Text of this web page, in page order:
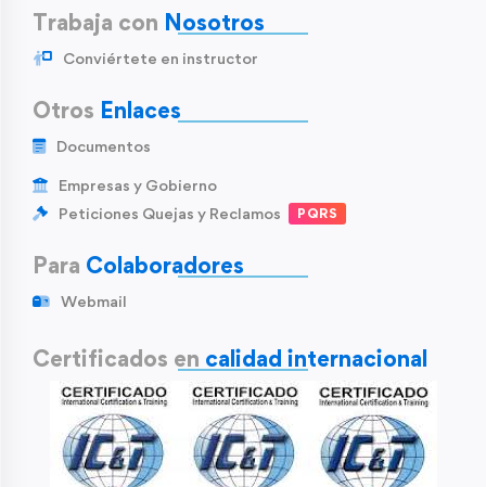
Trabaja con Nosotros
Conviértete en instructor
Otros Enlaces
Documentos
Empresas y Gobierno
Peticiones Quejas y Reclamos
PQRS
Para Colaboradores
Webmail
Certificados en calidad internacional